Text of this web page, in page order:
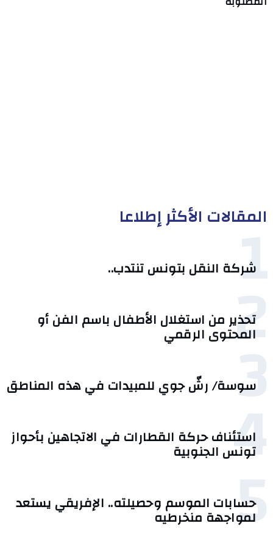
المقالات الأكثر إطلاعا
1
شركة النقل بتونس تنتدب..
2
تحذير من استغلال الأطفال باسم الفن أو
المحتوى الرقمي
3
سوسة/ رشّ جوي للمبيدات في هذه المناطق
4
استئناف حركة القطارات في الاتجاهين بأحواز
تونس الجنوبية
5
حسابات الموسم وحصيلته.. الإفريقي يستعد
لمواجهة منخرطيه